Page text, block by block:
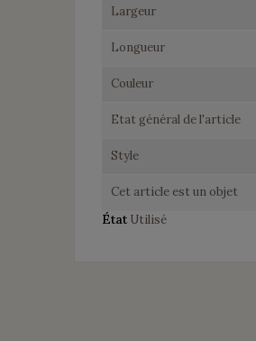
Largeur
Longueur
Couleur
Etat général de l'article
Style
Cet article est un objet
État Utilisé